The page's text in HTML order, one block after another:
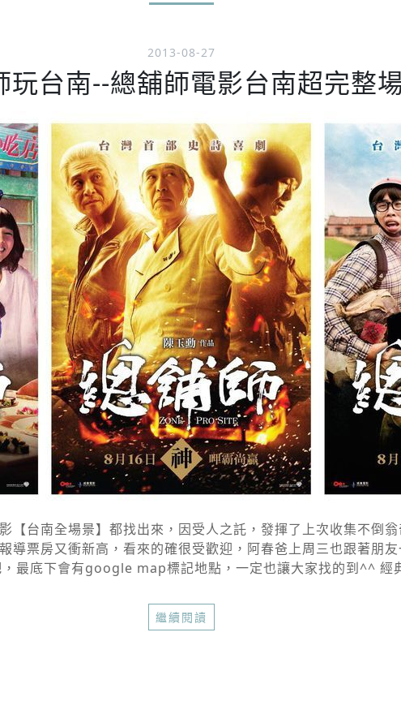
2013-08-27
玩台南--總舖師電影台南超完整
【台南全場景】都找出來，因受人之託，發揮了上次收集不倒
導票房又衝新高，看來的確很受歡迎，阿春爸上周三也跟著朋
最底下會有google map標記地點，一定也讓大家找的到^^ 經
繼續閱讀